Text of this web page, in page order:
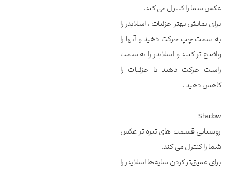
عکس شما را کنترل می کند.
برای نمایش بهتر جزئیات ، اسلایدر را
به سمت چپ حرکت دهید و آنها را
واضح تر کنید و اسلایدر را به سمت
راست حرکت دهید تا جزئیات را
کاهش دهید .
Shadow
روشنایی قسمت های تیره تر عکس
شما را کنترل می کند.
برای عمیق‌تر کردن سایه‌ها اسلایدر را